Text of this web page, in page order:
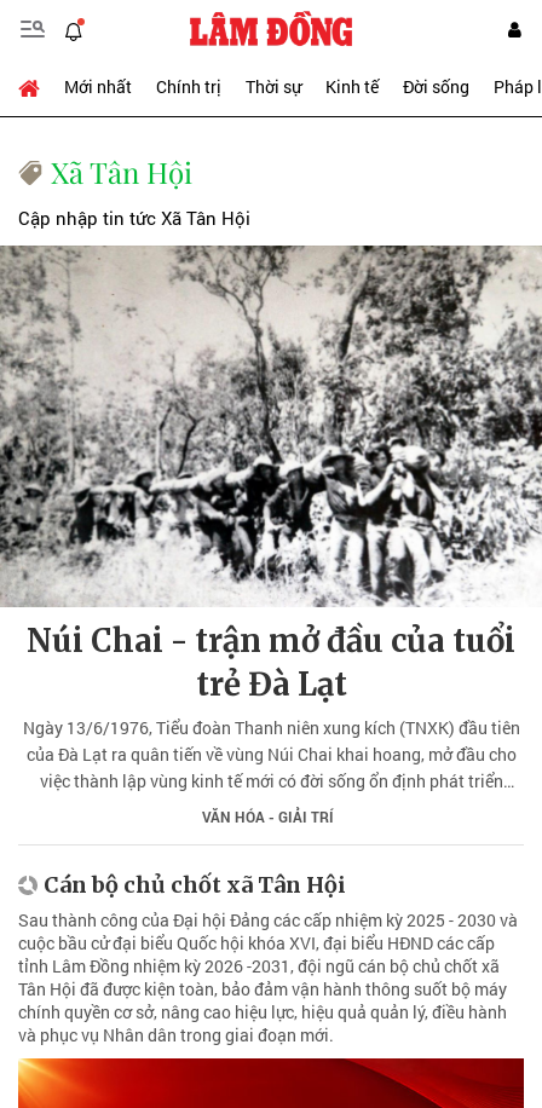
Mới nhất Chính trị Thời sự Kinh tế Đời sống Pháp
Xã Tân Hội
Cập nhập tin tức Xã Tân Hội
Núi Chai - trận mở đầu của tuổi
trẻ Đà Lạt
Ngày 13/6/1976, Tiểu đoàn Thanh niên xung kích (TNXK) đầu tiên
của Đà Lạt ra quân tiến về vùng Núi Chai khai hoang, mở đầu cho
việc thành lập vùng kinh tế mới có đời sống ổn định phát triển
thành xã Tân Hội ngày nay.
VĂN HÓA - GIẢI TRÍ
Cán bộ chủ chốt xã Tân Hội
Sau thành công của Đại hội Đảng các cấp nhiệm kỳ 2025 - 2030 và
cuộc bầu cử đại biểu Quốc hội khóa XVI, đại biểu HĐND các cấp
tỉnh Lâm Đồng nhiệm kỳ 2026 -2031, đội ngũ cán bộ chủ chốt xã
Tân Hội đã được kiện toàn, bảo đảm vận hành thông suốt bộ máy
chính quyền cơ sở, nâng cao hiệu lực, hiệu quả quản lý, điều hành
và phục vụ Nhân dân trong giai đoạn mới.